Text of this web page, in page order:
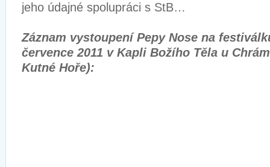
jeho údajné spolupráci s StB…
Záznam vystoupení Pepy Nose na
července 2011 v Kapli Božího Těla u
Kutné Hoře):